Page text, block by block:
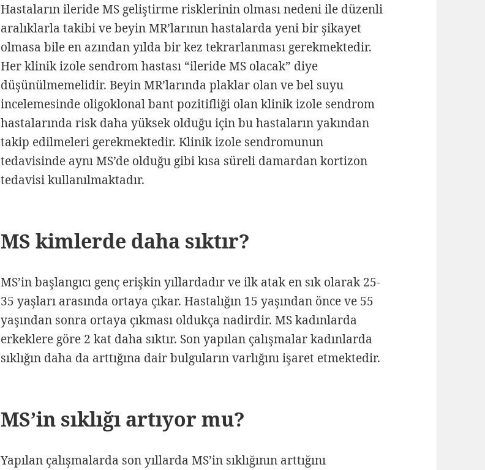
Hastaların ileride MS geliştirme risklerinin olması nedeni ile düzenli
aralıklarla takibi ve beyin MR’larının hastalarda yeni bir şikayet
olmasa bile en azından yılda bir kez tekrarlanması gerekmektedir.
Her klinik izole sendrom hastası “ileride MS olacak” diye
düşünülmemelidir. Beyin MR’larında plaklar olan ve bel suyu
incelemesinde oligoklonal bant pozitifliği olan klinik izole sendrom
hastalarında risk daha yüksek olduğu için bu hastaların yakından
takip edilmeleri gerekmektedir. Klinik izole sendromunun
tedavisinde aynı MS’de olduğu gibi kısa süreli damardan kortizon
tedavisi kullanılmaktadır.
MS kimlerde daha sıktır?
MS’in başlangıcı genç erişkin yıllardadır ve ilk atak en sık olarak 25-
35 yaşları arasında ortaya çıkar. Hastalığın 15 yaşından önce ve 55
yaşından sonra ortaya çıkması oldukça nadirdir. MS kadınlarda
erkeklere göre 2 kat daha sıktır. Son yapılan çalışmalar kadınlarda
sıklığın daha da arttığına dair bulguların varlığını işaret etmektedir.
MS’in sıklığı artıyor mu?
Yapılan çalışmalarda son yıllarda MS’in sıklığının arttığını